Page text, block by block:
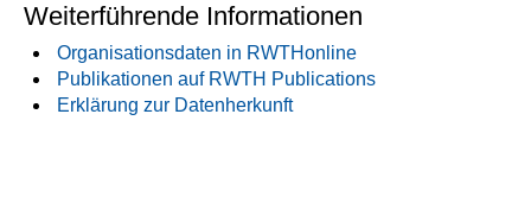
Weiterführende Informationen
Organisationsdaten in RWTHonline
Publikationen auf RWTH Publications
Erklärung zur Datenherkunft